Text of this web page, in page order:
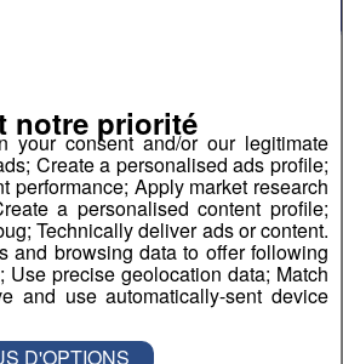
consent and/or our legitimate
Create a personalised ads profile;
performance; Apply market research
a personalised content profile;
Technically deliver ads or content.
and browsing data to offer following
precise geolocation data; Match
and use automatically-sent device
notre priorité
D'OPTIONS